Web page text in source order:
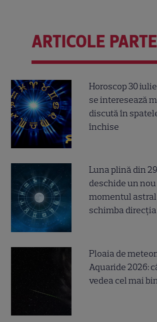
ARTICOLE
Horoscop 30
se interesează
discută în
închise
Luna plină din
deschide un
momentul
schimba
Ploaia de
Aquaride 2026:
vedea cel mai